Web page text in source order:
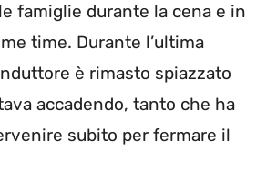
famiglie durante la cena e in
time. Durante l’ultima
è rimasto spiazzato
accadendo, tanto che ha
subito per fermare il